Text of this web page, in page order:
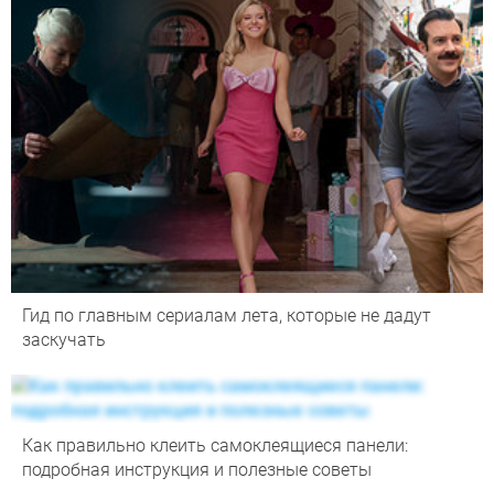
Гид по главным сериалам лета, которые не дадут
заскучать
Как правильно клеить самоклеящиеся панели:
подробная инструкция и полезные советы